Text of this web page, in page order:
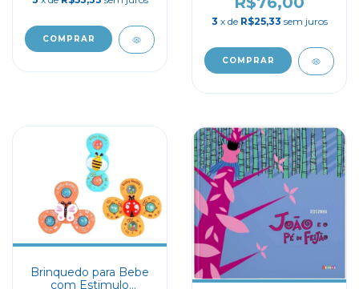
3 x de R$25,33 sem juros
Brinquedo para Bebe
com Estimulo